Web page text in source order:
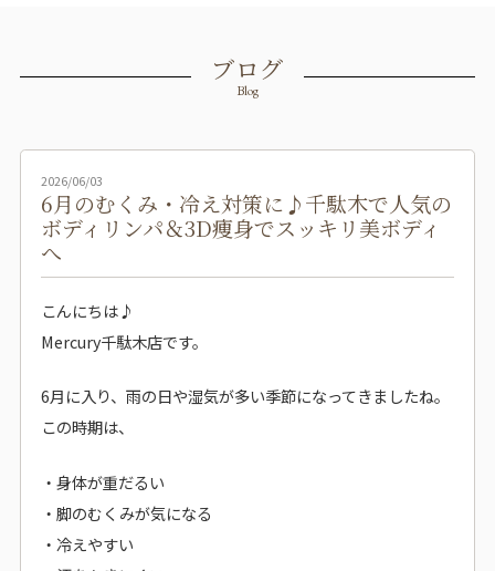
ブログ
Blog
2026/06/03
6月のむくみ・冷え対策に♪千駄木で人気の
ボディリンパ＆3D痩身でスッキリ美ボディ
へ
こんにちは♪
Mercury千駄木店です。
6月に入り、雨の日や湿気が多い季節になってきましたね。
この時期は、
・身体が重だるい
・脚のむくみが気になる
・冷えやすい